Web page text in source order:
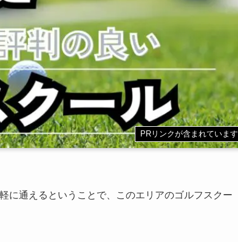
PRリンクが含まれています
に通えるということで、このエリアのゴルフスクー